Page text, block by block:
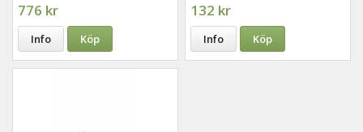
776 kr
Info Köp
132 kr
Info Köp